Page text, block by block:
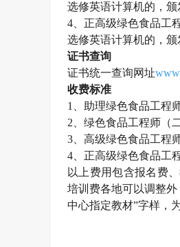
选修英语计算机的，颁
4、正高级绿色食品工
选修英语计算机的，颁
证书查询
证书统一查询网址
收费标准
1、助理绿色食品工程
2、 绿色食品工程师 （
3、高级绿色食品工程
4、正高级绿色食品工
以上费用包含报名费
培训费各地可以调整
中心指定教材”字样，